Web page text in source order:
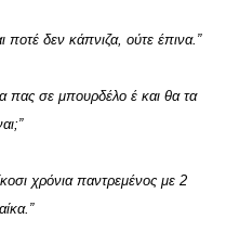
ποτέ δεν κάπνιζα, ούτε έπινα.”
σε μπουρδέλο έ και θα τα
χρόνια παντρεμένος με 2